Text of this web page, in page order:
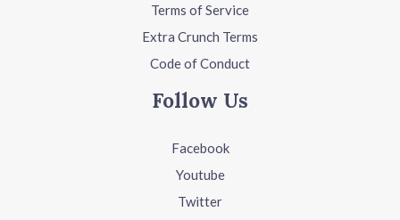
Terms of Service
Extra Crunch Terms
Code of Conduct
Follow Us
Facebook
Youtube
Twitter